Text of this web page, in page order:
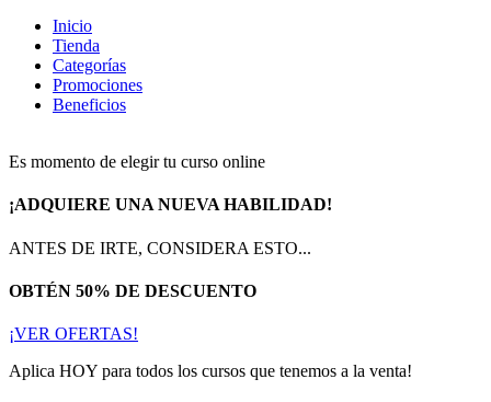
Inicio
Tienda
Categorías
Promociones
Beneficios
Es momento de elegir tu curso online
¡ADQUIERE UNA NUEVA HABILIDAD!
ANTES DE IRTE, CONSIDERA ESTO...
OBTÉN 50% DE DESCUENTO
¡VER OFERTAS!
Aplica HOY para todos los cursos que tenemos a la venta!